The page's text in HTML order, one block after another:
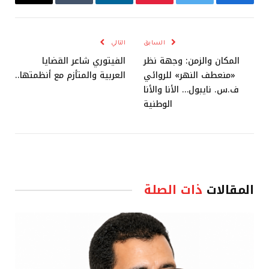
فيسبوك تويتر بينتيريستلينكدإن Tumblr
البريد
السابق
المكان والزمن: وجهة نظر
«منعطف النهر» للروائي
ف.س. نايبول… الأنا والأنا
الوطنية
التالي
الفيتوري شاعر القضايا
العربية والمتأزم مع أنظمتها..
المقالات ذات الصلة